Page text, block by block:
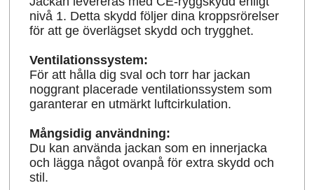
nivå 1. Detta skydd följer dina kroppsrörelser
för att ge överlägset skydd och trygghet.
Ventilationssystem:
För att hålla dig sval och torr har jackan
noggrant placerade ventilationssystem som
garanterar en utmärkt luftcirkulation.
Mångsidig användning:
Du kan använda jackan som en innerjacka
och lägga något ovanpå för extra skydd och
stil.